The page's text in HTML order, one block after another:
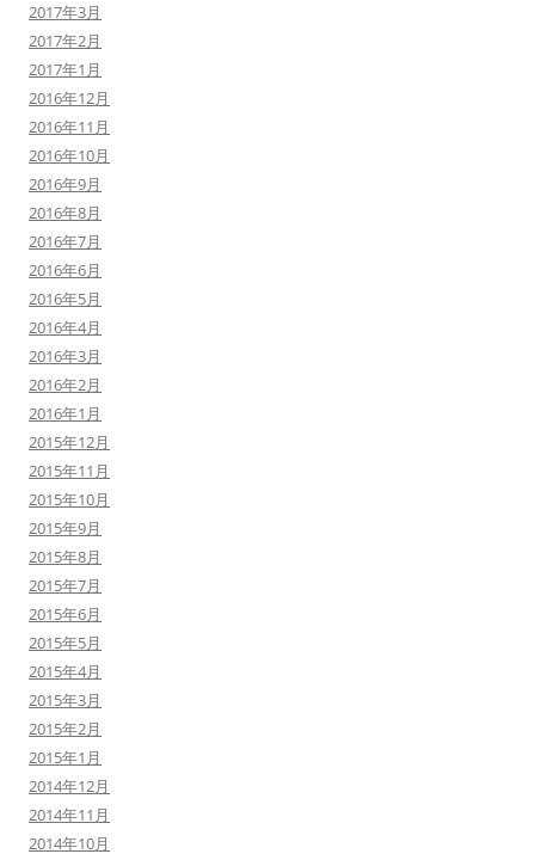
2017年3月
2017年2月
2017年1月
2016年12月
2016年11月
2016年10月
2016年9月
2016年8月
2016年7月
2016年6月
2016年5月
2016年4月
2016年3月
2016年2月
2016年1月
2015年12月
2015年11月
2015年10月
2015年9月
2015年8月
2015年7月
2015年6月
2015年5月
2015年4月
2015年3月
2015年2月
2015年1月
2014年12月
2014年11月
2014年10月